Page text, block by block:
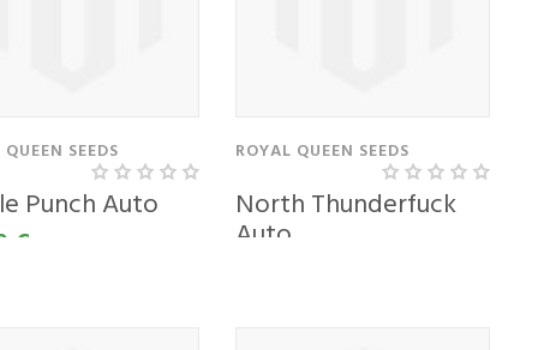
SEEDS
Punch Auto
€
ROYAL QUEEN SEEDS
North Thunderfuck
Auto